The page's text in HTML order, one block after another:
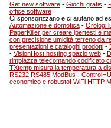
Get new software- Giochi gratis -
office software
Ci sponsorizzano e ci aiutano ad
Automazione e domotica- Orologi
PaperKiller per creare ipertesti e
con precisione umidità terreno da
presentazioni e cataloghi prodotti-
- VisionHost hosting spazio web-
rimpiazza telecomando codificato
TXtemp misura la temperatura a
RS232 RS485 ModBus -
economico e robusto! WiFi HTTP